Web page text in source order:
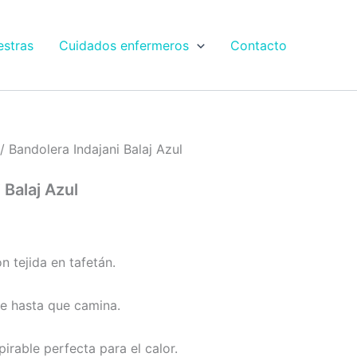
Cuidados enfermeros Contacto
Bandolera Indajani Balaj Azul
Azul
tejida en tafetán.
hasta que camina.
perfecta para el calor.